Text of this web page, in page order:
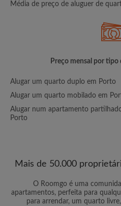
Média de preço de aluguer de
Preço mensal por
Alugar um quarto duplo em Porto
Alugar um quarto mobilado em
Alugar num apartamento
Porto
Mais de 50.000
O Roomgo é uma
apartamentos, perfeita para
para arrendar, um quarto